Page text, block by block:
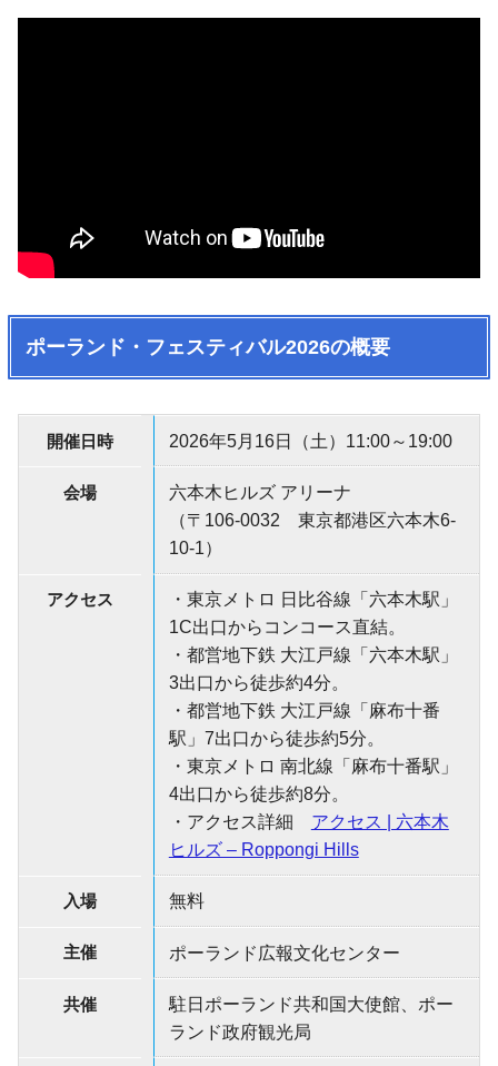
ポーランド・フェスティバル2026の概要
開催日時 2026年5月16日（土）11:00～19:00
会場
六本木ヒルズ アリーナ
（〒106-0032 東京都港区六本木6-
10-1）
アクセス
・東京メトロ 日比谷線「六本木駅」
1C出口からコンコース直結。
・都営地下鉄 大江戸線「六本木駅」
3出口から徒歩約4分。
・都営地下鉄 大江戸線「麻布十番
駅」7出口から徒歩約5分。
・東京メトロ 南北線「麻布十番駅」
4出口から徒歩約8分。
・アクセス詳細 アクセス | 六本木
ヒルズ – Roppongi Hills
入場 無料
主催 ポーランド広報文化センター
共催
駐日ポーランド共和国大使館、ポー
ランド政府観光局